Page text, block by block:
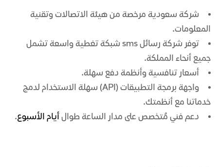
شركة سعودية مرخصة من هيئة الاتصالات وتقنية
المعلومات.
توفر شركة رسائل sms
شبكة تغطية واسعة تشمل
جميع أنحاء المملكة.
أسعار تنافسية وأنظمة دفع سهلة.
واجهة برمجة التطبيقات (API) سهلة الاستخدام لدمج
خدماتنا مع أنظمتك.
دعم فني مُتخصص على مدار الساعة طوال أيام الأسبوع.